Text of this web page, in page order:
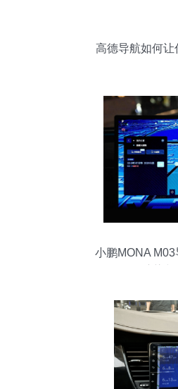
高德导航如何让
小鹏MONA